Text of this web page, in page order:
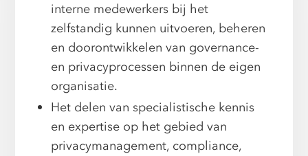
interne medewerkers bij het
zelfstandig kunnen uitvoeren, beheren
en doorontwikkelen van governance-
en privacyprocessen binnen de eigen
organisatie.
Het delen van specialistische kennis
en expertise op het gebied van
privacymanagement, compliance,